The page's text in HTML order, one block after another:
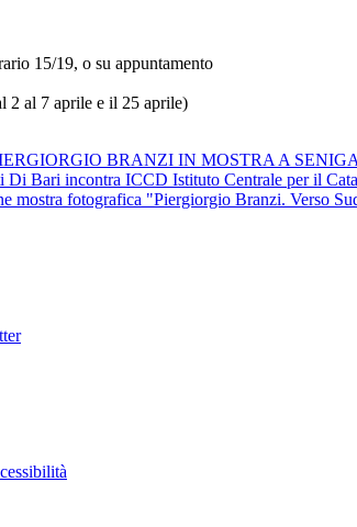
15/19, o su appuntamento
2 al 7 aprile e il 25 aprile)
BRANZI IN MOSTRA A
Di Bari incontra ICCD Istituto Centrale per il
mostra fotografica "Piergiorgio Branzi. Verso